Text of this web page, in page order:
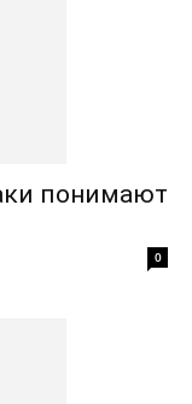
понимают
0